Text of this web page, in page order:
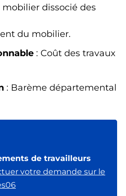
mobilier dissocié des
du mobilier.
: Coût des travaux
: Barème départemental
de travailleurs
votre demande sur le